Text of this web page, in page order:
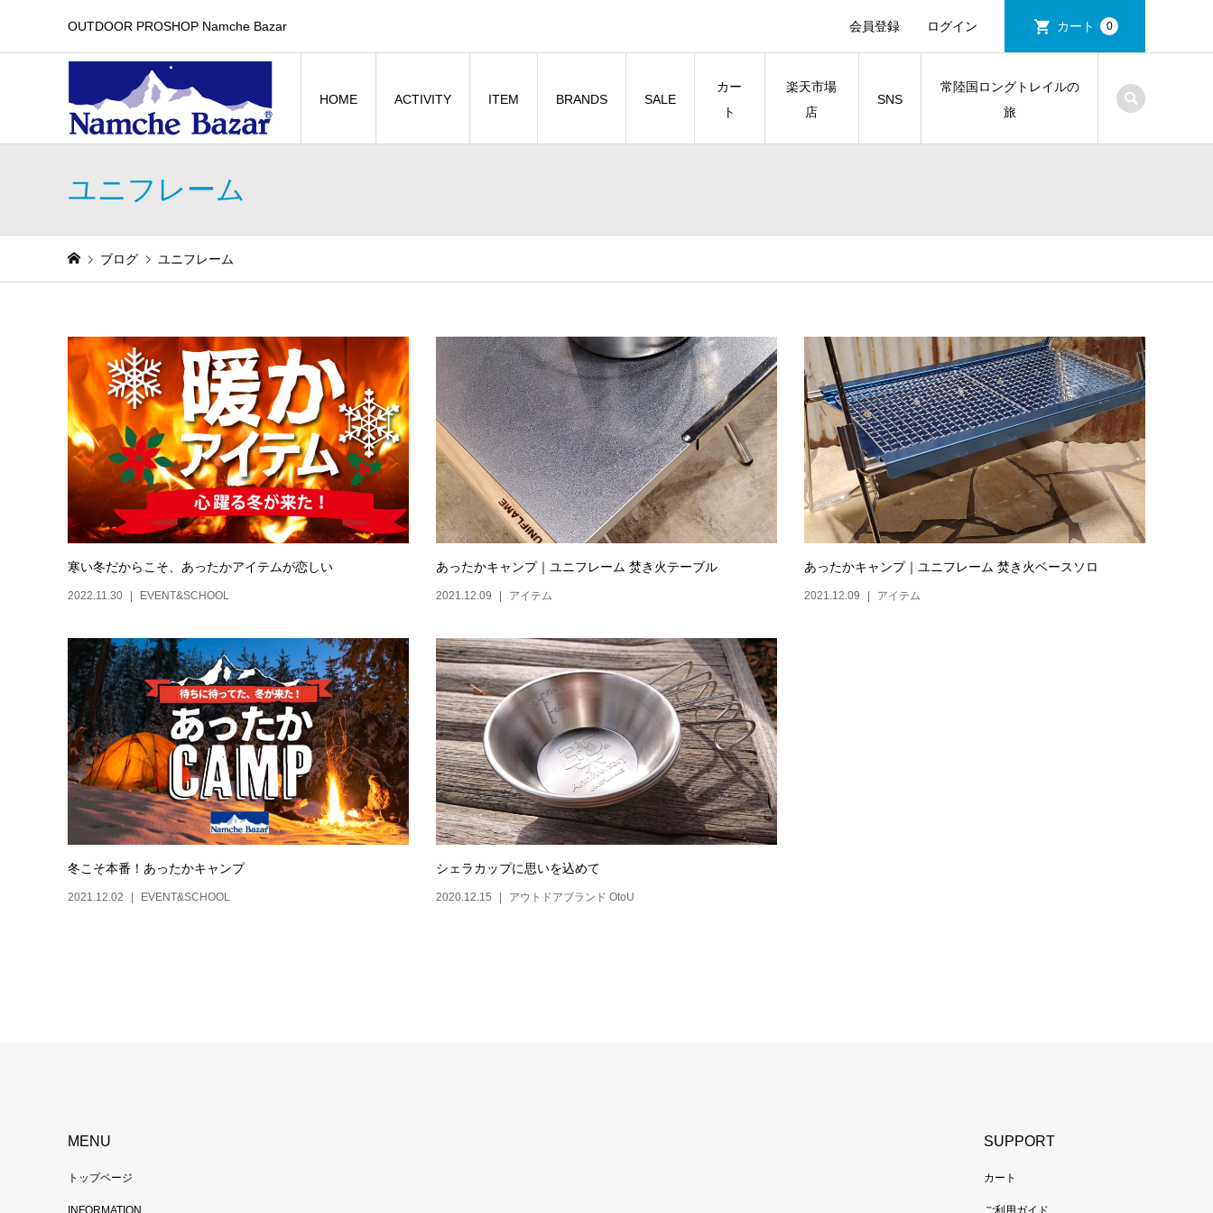
OUTDOOR PROSHOP Namche Bazar 会員登録 ログイン カート 0
HOME ACTIVITY ITEM BRANDS SALE
カー
ト
楽天市場
店
SNS
常陸国ロングトレイルの
旅
ユニフレーム
ブログ ユニフレーム
寒い冬だからこそ、あったかアイテムが恋しい
2022.11.30 EVENT&SCHOOL
あったかキャンプ｜ユニフレーム 焚き火テーブル
2021.12.09 アイテム
あったかキャンプ｜ユニフレーム 焚き火ベースソロ
2021.12.09 アイテム
冬こそ本番！あったかキャンプ
2021.12.02 EVENT&SCHOOL
シェラカップに思いを込めて
2020.12.15 アウトドアブランド OtoU
MENU
トップページ
INFORMATION
SUPPORT
カート
ご利用ガイド